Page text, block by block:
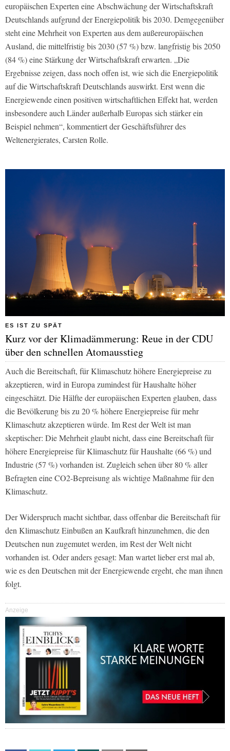
europäischen Experten eine Abschwächung der Wirtschaftskraft
Deutschlands aufgrund der Energiepolitik bis 2030. Demgegenüber
steht eine Mehrheit von Experten aus dem außereuropäischen
Ausland, die mittelfristig bis 2030 (57 %) bzw. langfristig bis 2050
(84 %) eine Stärkung der Wirtschaftskraft erwarten. „Die
Ergebnisse zeigen, dass noch offen ist, wie sich die Energiepolitik
auf die Wirtschaftskraft Deutschlands auswirkt. Erst wenn die
Energiewende einen positiven wirtschaftlichen Effekt hat, werden
insbesondere auch Länder außerhalb Europas sich stärker ein
Beispiel nehmen“, kommentiert der Geschäftsführer des
Weltenergierates, Carsten Rolle.
ES IST ZU SPÄT
Kurz vor der Klimadämmerung: Reue in der CDU
über den schnellen Atomausstieg
Auch die Bereitschaft, für Klimaschutz höhere Energiepreise zu
akzeptieren, wird in Europa zumindest für Haushalte höher
eingeschätzt. Die Hälfte der europäischen Experten glauben, dass
die Bevölkerung bis zu 20 % höhere Energiepreise für mehr
Klimaschutz akzeptieren würde. Im Rest der Welt ist man
skeptischer: Die Mehrheit glaubt nicht, dass eine Bereitschaft für
höhere Energiepreise für Klimaschutz für Haushalte (66 %) und
Industrie (57 %) vorhanden ist. Zugleich sehen über 80 % aller
Befragten eine CO2-Bepreisung als wichtige Maßnahme für den
Klimaschutz.
Der Widerspruch macht sichtbar, dass offenbar die Bereitschaft für
den Klimaschutz Einbußen an Kaufkraft hinzunehmen, die den
Deutschen nun zugemutet werden, im Rest der Welt nicht
vorhanden ist. Oder anders gesagt: Man wartet lieber erst mal ab,
wie es den Deutschen mit der Energiewende ergeht, ehe man ihnen
folgt.
Anzeige